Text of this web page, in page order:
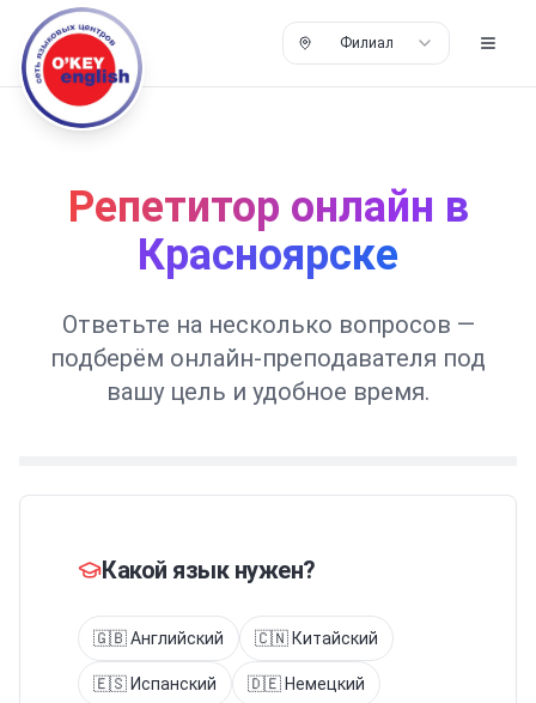
Филиал
Репетитор онлайн в
Красноярске
Ответьте на несколько вопросов —
подберём онлайн-преподавателя под
вашу цель и удобное время.
Какой язык нужен?
🇬🇧Английский 🇨🇳 Китайский
🇪🇸 Испанский 🇩🇪 Немецкий